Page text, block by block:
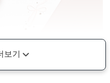
보기